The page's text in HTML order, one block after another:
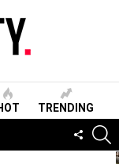
TRENDING